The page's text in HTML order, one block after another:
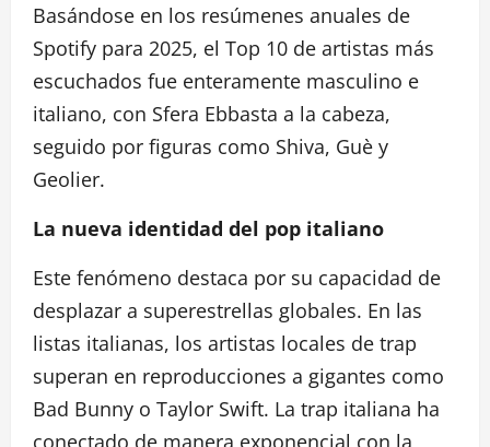
Basándose en los resúmenes anuales de
Spotify para 2025, el Top 10 de artistas más
escuchados fue enteramente masculino e
italiano, con Sfera Ebbasta a la cabeza,
seguido por figuras como Shiva, Guè y
Geolier.
La nueva identidad del pop italiano
Este fenómeno destaca por su capacidad de
desplazar a superestrellas globales. En las
listas italianas, los artistas locales de trap
superan en reproducciones a gigantes como
Bad Bunny o Taylor Swift. La trap italiana ha
conectado de manera exponencial con la